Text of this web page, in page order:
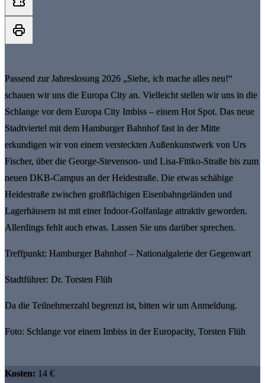
Passend zur Jahreslosung 2026 „Siehe, ich mache alles neu!“
schauen wir uns die Europa City an. Vielleicht stellen wir uns in die
Schlange vor dem Europa City Imbiss – einem Hot Spot. Das neue
Stadtviertel mit dem Hamburger Bahnhof fast in der Mitte
erkundigen wir von einem versteckten Außenkunstwerk von Urs
Fischer, über die George-Stevenson- und Lisa-Fittko-Straße bis zum
neuen DKB-Campus an der Heidestraße. Die etwas schäbige
Heidestraße zwischen großflächigen Eisenbahngeländen und
Lagerhäusern ist mit einer Indoor-Golfanlage attraktiv geworden.
Allerdings fehlt auch etwas. Lassen Sie uns darüber sprechen.
Treffpunkt: Hamburger Bahnhof – Nationalgalerie der Gegenwart
Stadtführer: Dr. Torsten Flüh
Da die Teilnehmerzahl begrenzt ist, bitten wir um Anmeldung.
Foto: Schlange vor einem Imbiss in der Europacity, Torsten Flüh
Kosten: 14 €